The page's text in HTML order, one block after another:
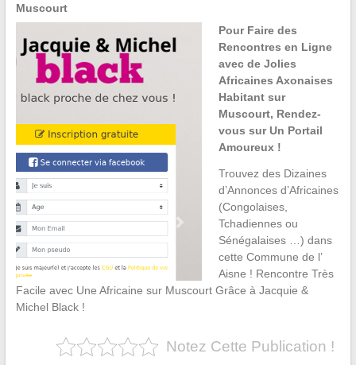
Muscourt
Pour Faire des
Rencontres en Ligne
avec de Jolies
Africaines Axonaises
Habitant sur
Muscourt, Rendez-
vous sur Un Portail
Amoureux !
Trouvez des Dizaines
d’Annonces d’Africaines
(Congolaises,
Tchadiennes ou
Sénégalaises …) dans
cette Commune de l’
Aisne ! Rencontre Très
Facile avec Une Africaine sur Muscourt Grâce à Jacquie &
Michel Black !
Notez Cette Publication !